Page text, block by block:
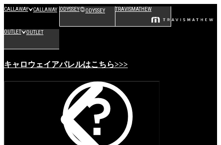
CALLAWAY CALLAWAY ODYSSEY ODYSSEY TRAVISMATHEW
OUTLET OUTLET
キャロウェイアパレルはこちら>>>